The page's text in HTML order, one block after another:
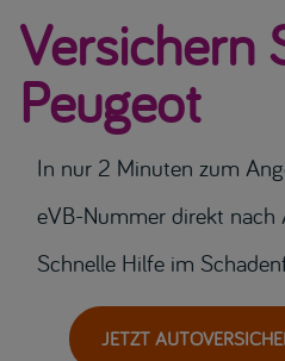
Versichern
Peugeot
In nur 2 Minuten zum
eVB-Nummer direkt nach
Schnelle Hilfe im
JETZT